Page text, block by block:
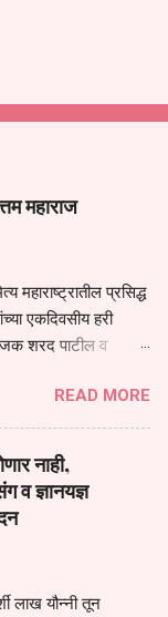
महाराज
महाराष्ट्रातील प्रसिद्ध
एकदिवसीय हरी
शरद पाटील व
*तेणे विन जिवा सुख
या अभंगावर
काळ आहे
महामारीत आपंण
धार्मीक विचाराचा
सप्रदायच खूप मोठा
सक्षम असणे गरजेचे आहे
ही त्याच्यासाठी खूप
READ MORE
नाही,
व ज्ञानयज्ञ
लाख यौन्नी तून